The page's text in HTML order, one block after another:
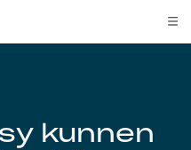
kunnen